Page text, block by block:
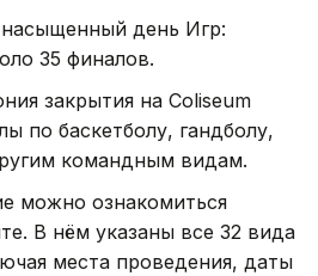
день Игр:
35 финалов.
закрытия на Coliseum
по баскетболу, гандболу,
командным видам.
можно ознакомиться
В нём указаны все 32 вида
места проведения, даты